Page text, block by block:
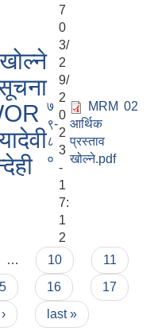
7
७
९-
८
०
0
3/
2
9/
2
0
2
3
-
1
7:
1
2
MRM 02
आर्थिक
प्रस्ताव
खोल्ने.pdf
… 10
11
16
17
last »